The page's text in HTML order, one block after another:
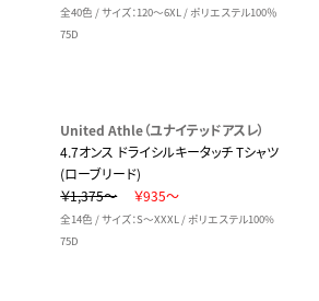
全40色 / サイズ：120～6XL / ポリエステル100％
75D
United Athle（ユナイテッドアスレ）
4.7オンス ドライシルキータッチ Tシャツ
(ローブリード)
￥1,375～
￥935～
全14色 / サイズ：S～XXXL / ポリエステル100%
75D